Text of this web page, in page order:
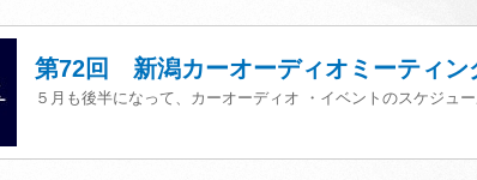
第72回 新潟カーオーディオミーティン
５月も後半になって、カーオーディオ ・イベントのスケジュ